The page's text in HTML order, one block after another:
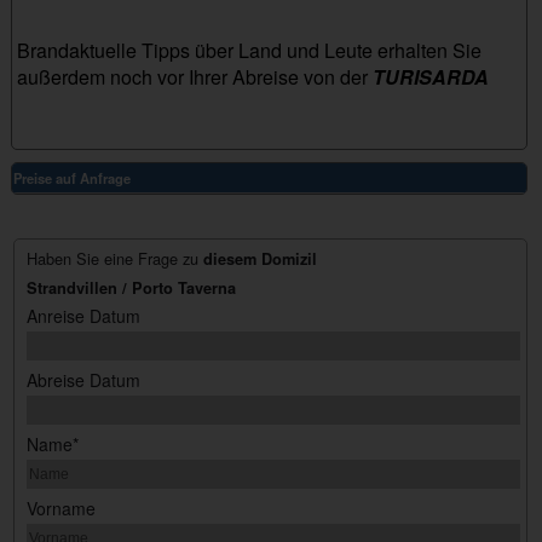
Brandaktuelle Tipps über Land und Leute erhalten Sie
außerdem noch vor Ihrer Abreise von der TURISARDA
Preise auf Anfrage
Haben Sie eine Frage zu diesem Domizil
Strandvillen / Porto Taverna
Anreise Datum
Abreise Datum
Name*
Vorname